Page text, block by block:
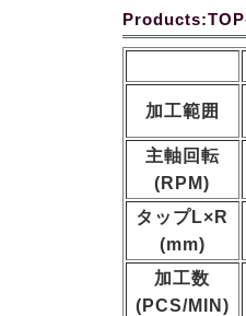
加工範囲
主軸回転
(RPM)
タップL×R
(mm)
加工数
(PCS/MIN)